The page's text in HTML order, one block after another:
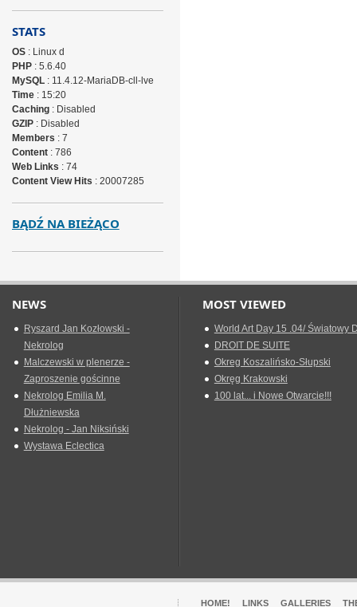
STATS
OS: Linux d
PHP: 5.6.40
MySQL: 11.4.12-MariaDB-cll-lve
Time: 15:20
Caching: Disabled
GZIP: Disabled
Members : 7
Content: 786
Web Links : 74
Content View Hits : 20007285
BĄDŹ NA BIEŻĄCO
NEWS
Ryszard Jan Kozłowski -
Nekrolog
Malczewski w plenerze -
Zaproszenie gościnne
Nekrolog Emilia M.
Dłużniewska
Nekrolog - Jan Niksiński
Wystawa Eclectica
MOST VIEWED
World Art Day 15 .04/ Światowy
DROIT DE SUITE
Okreg Koszalińsko-Słupski
Okręg Krakowski
100 lat... i Nowe Otwarcie!!!
HOME! LINKS GALLERIES